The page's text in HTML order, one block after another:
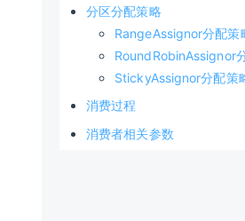
分区分配策略
RangeAssignor分配策
RoundRobinAssignor
StickyAssignor分配策
消费过程
消费者相关参数